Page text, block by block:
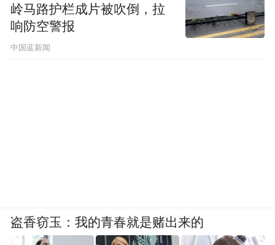
岭马路护栏成片被吹倒，拉
响防空警报
中国蓝新闻
盗香窃玉：我的青春就是赌出来的